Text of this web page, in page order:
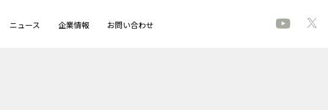
ニュース 企業情報 お問い合わせ